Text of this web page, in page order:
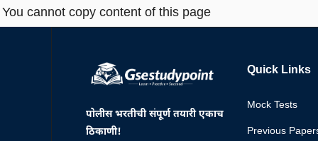
You cannot copy content of this page
पोलीस भरतीची संपूर्ण तयारी एकाच
ठिकाणी!
Quick Links
Mock Tests
Previous